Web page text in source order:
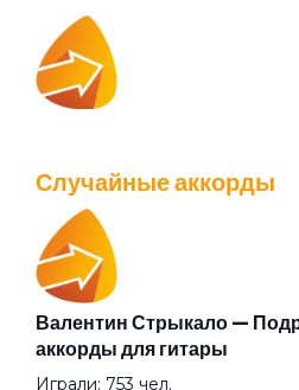
Горько
Готика
Граница
Грязь
Перейти
Валентин Стрыкало — Gay
гитары
Случайные аккорды
Валентин Стрыкало —
аккорды для гитары
Играли: 753 чел.